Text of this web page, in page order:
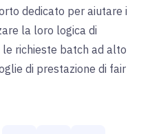
dedicato per aiutare i
la loro logica di
richieste batch ad alto
di prestazione di fair